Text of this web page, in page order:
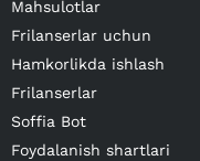
Mahsulotlar
Frilanserlar uchun
Hamkorlikda ishlash
Frilanserlar
Soffia Bot
Foydalanish shartlari